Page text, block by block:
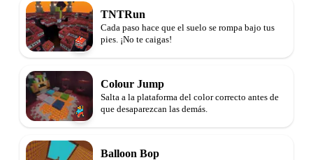
TNTRun
Cada paso hace que el suelo se rompa bajo tus
pies. ¡No te caigas!
Colour Jump
Salta a la plataforma del color correcto antes de
que desaparezcan las demás.
Balloon Bop